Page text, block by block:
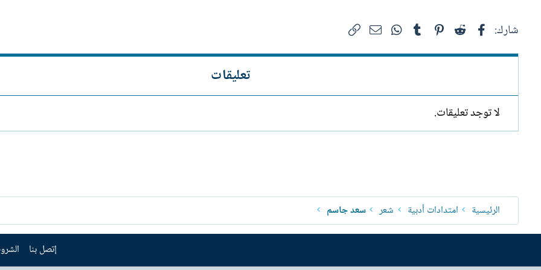
شارك: فيسبوكReddit
Pinterest
Tumblr
WhatsAppالبريد الإلكتروني
تعليقات
لا توجد تعليقات.
الرئيسية امتدادات أدبية شعر سعد جاسم
إتصل بنا